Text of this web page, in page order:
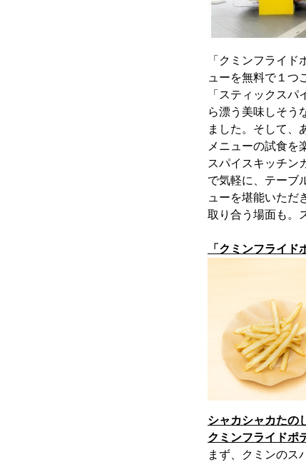
「クミンフライ
ューを無料で１つ
「スティックス
ら漂う美味しそう
ました。そして、
メニューの試食を
スパイスキッチン
で気軽に、テーブ
ューを堪能いただ
取り合う場面も。
「クミンフライ
シャカシャカたの
クミンフライドポ
まず、クミンのス